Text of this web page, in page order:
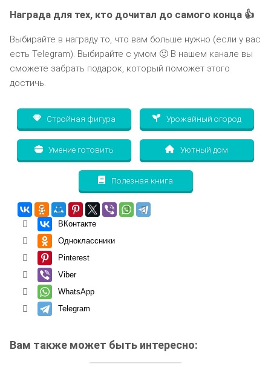
Награда для тех, кто дочитал до самого конца 👍
Выбирайте в награду то, что вам больше нужно (если у вас
есть Telegram). Выбирайте с умом 🙂 В нашем канале вы
сможете забрать подарок, который поможет этого
достичь.
Стройная фигура Урожайный огород
Умение готовить Уютный дом
Полезная книга
ВКонтакте
Одноклассники
Pinterest
Viber
WhatsApp
Telegram
Вам также может быть интересно: